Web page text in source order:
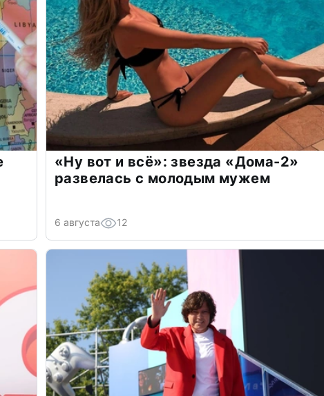
«Ну вот и всё»: звезда «Дома-2»
развелась с молодым мужем
6 августа 12